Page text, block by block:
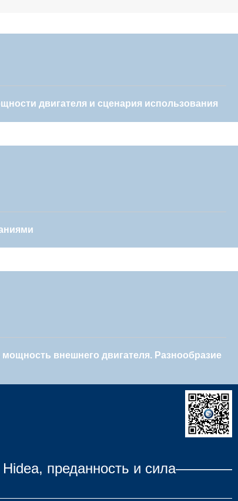
двигателя и сценария использования
внешнего двигателя. Разнообразие
преданность и сила————